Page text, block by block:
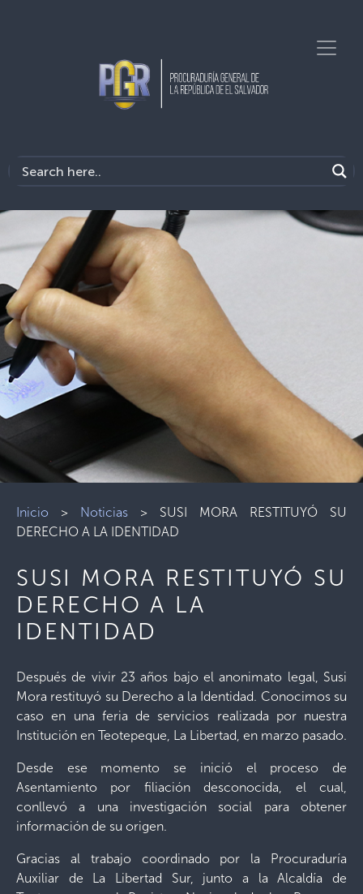
Inicio > Noticias > SUSI MORA RESTITUYÓ SU
DERECHO A LA IDENTIDAD
SUSI MORA RESTITUYÓ SU
DERECHO A LA
IDENTIDAD
Después de vivir 23 años bajo el anonimato legal, Susi
Mora restituyó su Derecho a la Identidad. Conocimos su
caso en una feria de servicios realizada por nuestra
Institución en Teotepeque, La Libertad, en marzo pasado.
Desde ese momento se inició el proceso de
Asentamiento por filiación desconocida, el cual,
conllevó a una investigación social para obtener
información de su origen.
Gracias al trabajo coordinado por la Procuraduría
Auxiliar de La Libertad Sur, junto a la Alcaldía de